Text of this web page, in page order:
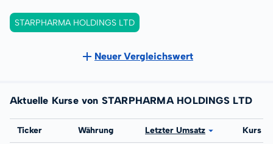
STARPHARMA HOLDINGS LTD
Neuer Vergleichswert
Aktuelle Kurse von STARPHARMA HOLDINGS LTD
Börse
Ticker Währung Letzter Umsatz Kurs